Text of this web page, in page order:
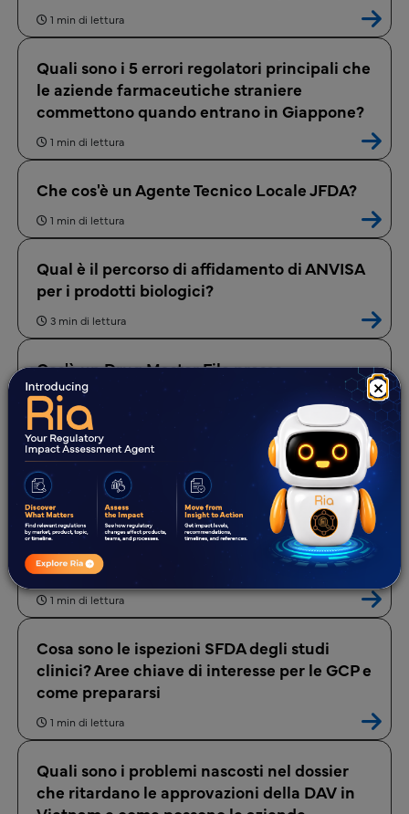
×
1 min di lettura
Quali sono i 5 errori regolatori principali che
le aziende farmaceutiche straniere
commettono quando entrano in Giappone?
1 min di lettura
Che cos'è un Agente Tecnico Locale JFDA?
1 min di lettura
Qual è il percorso di affidamento di ANVISA
per i prodotti biologici?
3 min di lettura
Cos'è un Drug Master File presso
COFEPRIS?
2 min di lettura
Cos'è il MoCRA?
2 min di lettura
Quali sono le 5 Principali Sfide nella
Registrazione dei Farmaci in Thailandia?
1 min di lettura
Cosa sono le ispezioni SFDA degli studi
clinici? Aree chiave di interesse per le GCP e
come prepararsi
1 min di lettura
Quali sono i problemi nascosti nel dossier
che ritardano le approvazioni della DAV in